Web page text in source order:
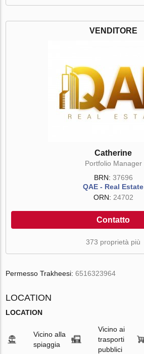
VENDITORE
Catherine
Portfolio Manager
BRN: 37696
QAE - Real Estate
ORN: 24702
Contatto
373 proprietà più
Permesso Trakheesi:6516323964
LOCATION
LOCATION
Vicino alla
spiaggia
Vicino ai
trasporti
pubblici